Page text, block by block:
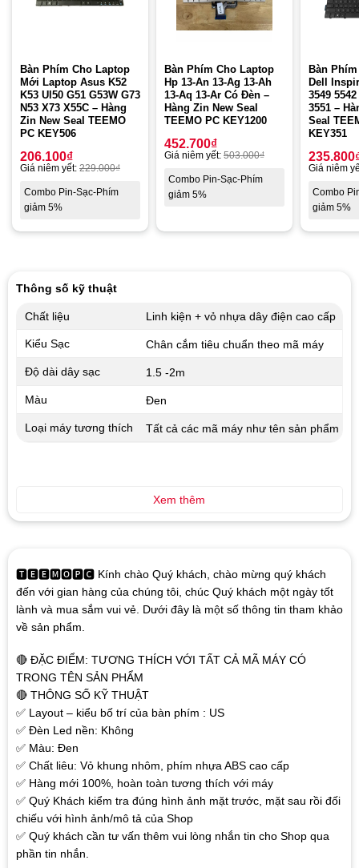
Bàn Phím Cho Laptop
Mới Laptop Asus K52
K53 Ul50 G51 G53W G73
N53 X73 X55C – Hàng
Zin New Seal TEEMO
PC KEY506
206.100₫
Giá niêm yết: 229.000₫
Combo Pin-Sạc-Phím
giảm 5%
Bàn Phím Cho Laptop
Hp 13-An 13-Ag 13-Ah
13-Aq 13-Ar Có Đèn –
Hàng Zin New Seal
TEEMO PC KEY1200
452.700₫
Giá niêm yết: 503.000₫
Combo Pin-Sạc-Phím
giảm 5%
Bàn
Dell
3549
3551 –
Seal
KEY351
235.800
Giá niêm
Combo
giảm 5%
🆃🅴🅴🅼🅾🅿🅲 Kính chào Quý khách, chào mừng quý khách
đến với gian hàng của chúng tôi, chúc Quý khách một ngày tốt
lành và mua sắm vui vẻ. Dưới đây là một số thông tin tham khảo
về sản phẩm.
🔴 ĐẶC ĐIỂM: TƯƠNG THÍCH VỚI TẤT CẢ MÃ MÁY CÓ
TRONG TÊN SẢN PHẨM
🔴 THÔNG SỐ KỸ THUẬT
✅ Layout – kiểu bố trí của bàn phím : US
✅ Đèn Led nền: Không
✅ Màu: Đen
✅ Chất liêu: Vỏ khung nhôm, phím nhựa ABS cao cấp
✅ Hàng mới 100%, hoàn toàn tương thích với máy
✅ Quý Khách kiểm tra đúng hình ảnh mặt trước, mặt sau rồi đối
chiếu với hình ảnh/mô tả của Shop
✅ Quý khách cần tư vấn thêm vui lòng nhắn tin cho Shop qua
phần tin nhắn.
Thông số kỹ thuật
Chất liệu Linh kiện + vỏ nhựa dây điện cao cấp
Kiểu Sạc Chân cắm tiêu chuẩn theo mã máy
Độ dài dây sạc 1.5 -2m
Màu Đen
Loại máy tương thích Tất cả các mã máy như tên sản phẩm
Xem thêm